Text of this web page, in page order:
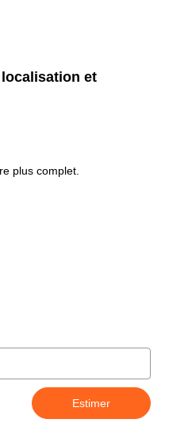
et
plus complet.
Estimer